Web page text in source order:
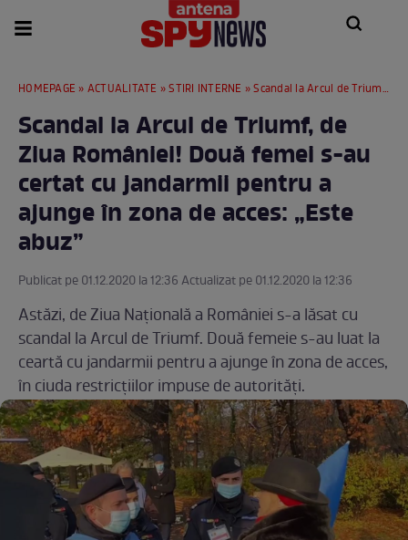
HOMEPAGE » ACTUALITATE »STIRI INTERNE » Scandal la Arcul de Triumf, de Ziua României! Două femei s-au certat cu jandarmii pentru a ajunge în zona de acces: „Este abuz”
Scandal la Arcul de Triumf, de
Ziua României! Două femei s-au
certat cu jandarmii pentru a
ajunge în zona de acces: „Este
abuz”
Publicat pe 01.12.2020 la 12:36 Actualizat pe 01.12.2020 la 12:36
Astăzi, de Ziua Națională a României s-a lăsat cu
scandal la Arcul de Triumf. Două femeie s-au luat la
ceartă cu jandarmii pentru a ajunge în zona de acces,
în ciuda restricțiilor impuse de autorități.